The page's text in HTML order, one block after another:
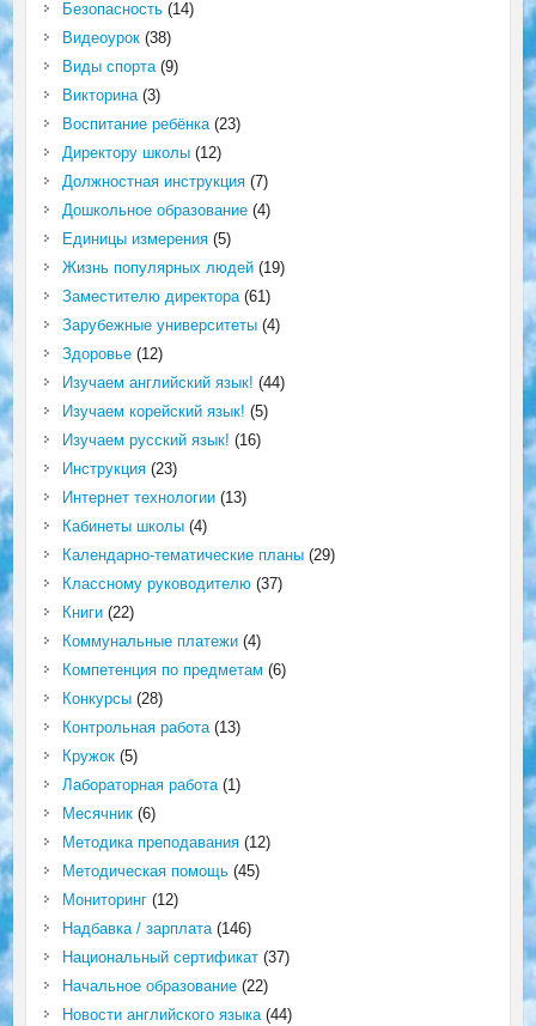
Безопасность(14)
Видеоурок(38)
Виды спорта(9)
Викторина(3)
Воспитание ребёнка(23)
Директору школы(12)
Должностная инструкция(7)
Дошкольное образование(4)
Единицы измерения(5)
Жизнь популярных людей(19)
Заместителю директора(61)
Зарубежные университеты(4)
Здоровье(12)
Изучаем английский язык! (44)
Изучаем корейский язык! (5)
Изучаем русский язык! (16)
Инструкция(23)
Интернет технологии(13)
Кабинеты школы(4)
Календарно-тематические планы(29)
Классному руководителю(37)
Книги(22)
Коммунальные платежи(4)
Компетенция по предметам (6)
Конкурсы(28)
Контрольная работа(13)
Кружок(5)
Лабораторная работа(1)
Месячник(6)
Методика преподавания(12)
Методическая помощь(45)
Мониторинг(12)
Надбавка / зарплата(146)
Национальный сертификат(37)
Начальное образование(22)
Новости английского языка(44)